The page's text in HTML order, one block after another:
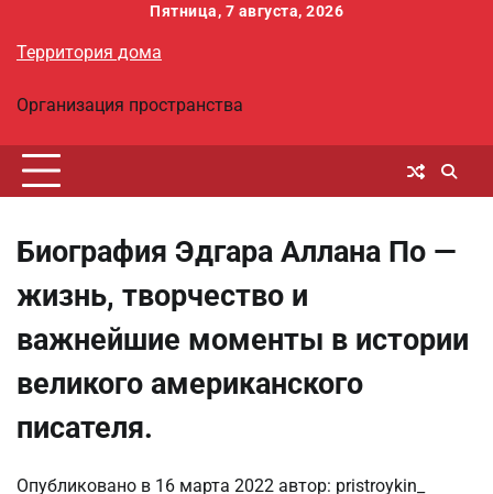
содержимому
Пятница, 7 августа, 2026
Территория дома
Организация пространства
Биография Эдгара Аллана По —
жизнь, творчество и
важнейшие моменты в истории
великого американского
писателя.
Опубликовано в 16 марта 2022 автор: pristroykin_